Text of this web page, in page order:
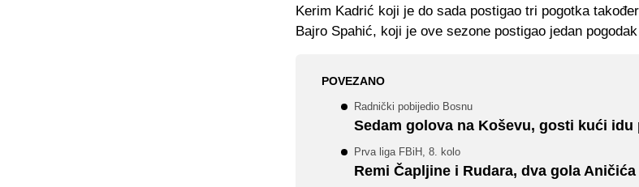
Kerim Kadrić koji je do sada postigao tri pogotka
Bajro Spahić, koji je ove sezone postigao jedan
POVEZANO
Radnički pobijedio Bosnu
Sedam golova na Koševu, gosti kući idu
Prva liga FBiH, 8. kolo
Remi Čapljine i Rudara, dva gola Aničića